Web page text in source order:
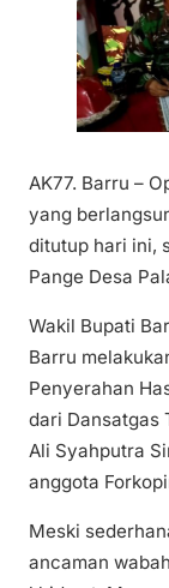
AK77. Barru –
yang
ditutup hari ini,
Pange Desa
Wakil Bupati
Barru
Penyerahan
dari Dansatgas
Ali Syahputra
anggota
Meski
ancaman